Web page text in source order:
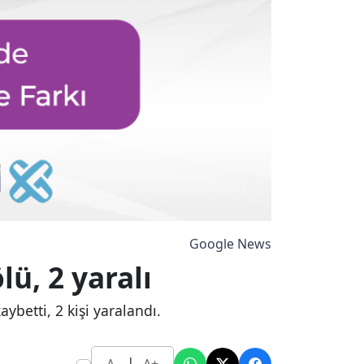
Google News
2 yaralı
2 kişi yaralandı.